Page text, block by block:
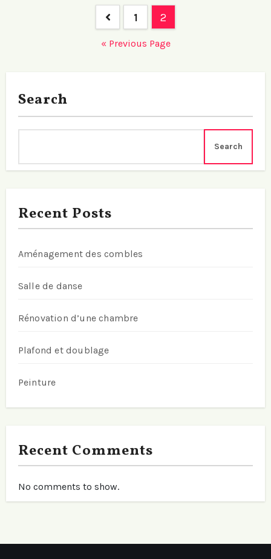
navigation
1 2
« Previous Page
Search
Search
Recent Posts
Aménagement des combles
Salle de danse
Rénovation d’une chambre
Plafond et doublage
Peinture
Recent Comments
No comments to show.